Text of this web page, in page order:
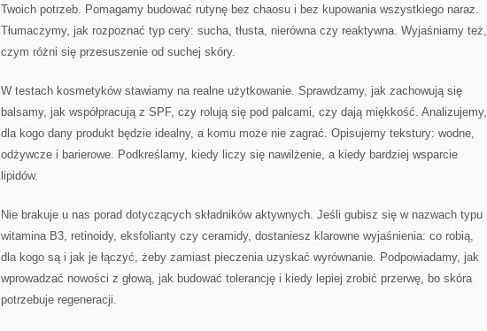
Twoich potrzeb. Pomagamy budować rutynę bez chaosu i bez kupowania wszystkiego naraz.
Tłumaczymy, jak rozpoznać typ cery: sucha, tłusta, nierówna czy reaktywna. Wyjaśniamy też,
czym różni się przesuszenie od suchej skóry.
W testach kosmetyków stawiamy na realne użytkowanie. Sprawdzamy, jak zachowują się
balsamy, jak współpracują z SPF, czy rolują się pod palcami, czy dają miękkość. Analizujemy,
dla kogo dany produkt będzie idealny, a komu może nie zagrać. Opisujemy tekstury: wodne,
odżywcze i barierowe. Podkreślamy, kiedy liczy się nawilżenie, a kiedy bardziej wsparcie
lipidów.
Nie brakuje u nas porad dotyczących składników aktywnych. Jeśli gubisz się w nazwach typu
witamina B3, retinoidy, eksfolianty czy ceramidy, dostaniesz klarowne wyjaśnienia: co robią,
dla kogo są i jak je łączyć, żeby zamiast pieczenia uzyskać wyrównanie. Podpowiadamy, jak
wprowadzać nowości z głową, jak budować tolerancję i kiedy lepiej zrobić przerwę, bo skóra
potrzebuje regeneracji.